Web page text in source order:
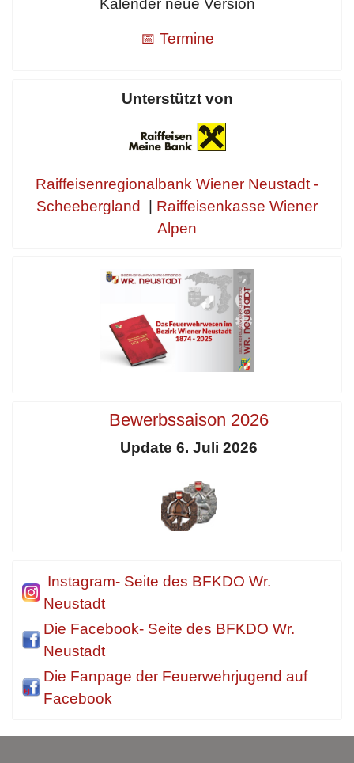
Kalender neue Version
📅 Termine
Unterstützt von
Raiffeisenregionalbank Wiener Neustadt -
Scheebergland
Raiffeisenkasse Wiener
Alpen
Bewerbssaison 2026
Update 6. Juli 2026
Instagram- Seite des BFKDO Wr.
Neustadt
Die Facebook- Seite des BFKDO Wr.
Neustadt
Die Fanpage der Feuerwehrjugend auf
Facebook